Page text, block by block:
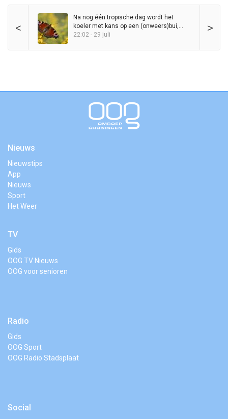
< >
Na nog één tropische dag wordt het
koeler met kans op een (onweers)bui,
maar zomer blijft in het zadel
22:02 - 29 juli
Nieuws
Nieuwstips
App
Nieuws
Sport
Het Weer
TV
Gids
OOG TV Nieuws
OOG voor senioren
Radio
Gids
OOG Sport
OOG Radio Stadsplaat
Social